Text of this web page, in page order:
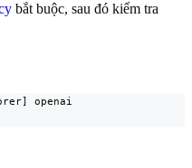
bắt buộc, sau đó kiểm tra
openai